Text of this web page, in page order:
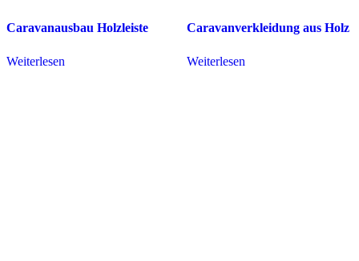
Caravanausbau Holzleiste
Weiterlesen
Caravanverkleidung aus Holz
Weiterlesen